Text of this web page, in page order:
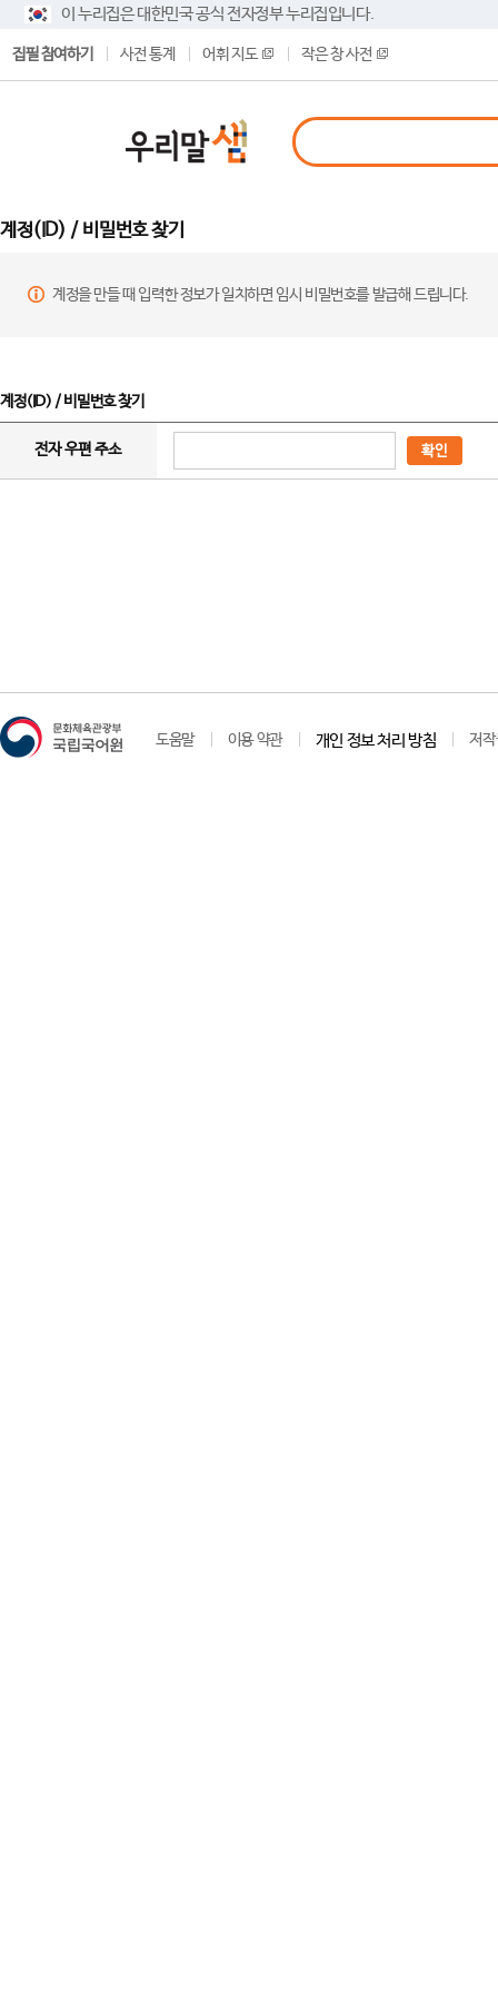
이 누리집은 대한민국 공식 전자정부 누리집입니다.
집필 참여하기 사전 통계 어휘 지도 작은 창 사전
계정(ID) / 비밀번호 찾기
계정을 만들 때 입력한 정보가 일치하면 임시 비밀번호를 발급해 드립니다.
계정(ID) / 비밀번호 찾기
전자 우편 주소 확인
도움말 이용 약관 개인 정보 처리 방침 저